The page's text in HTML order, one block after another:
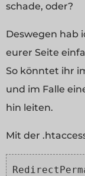
schade, oder?
Deswegen hab
eurer Seite
So könntet ihr
und im Falle
hin leiten.
Mit der